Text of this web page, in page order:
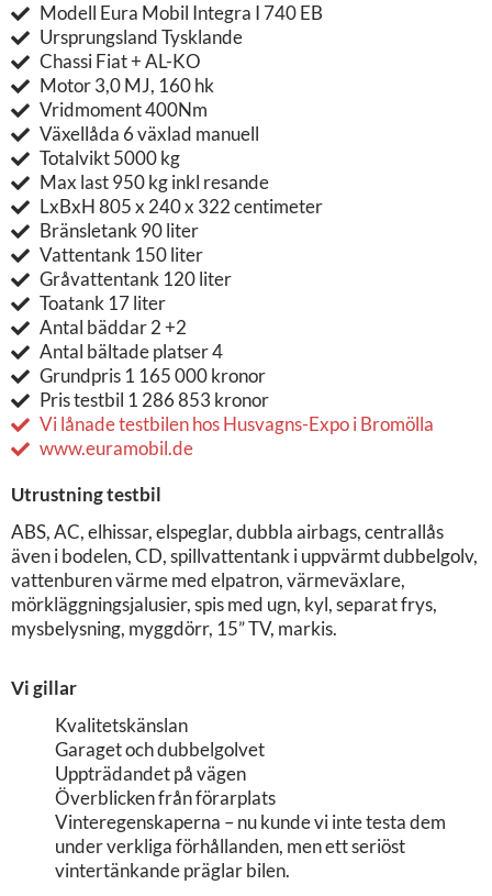
Modell Eura Mobil Integra I 740 EB
Ursprungsland Tysklande
Chassi Fiat + AL-KO
Motor 3,0 MJ, 160 hk
Vridmoment 400Nm
Växellåda 6 växlad manuell
Totalvikt 5000 kg
Max last 950 kg inkl resande
LxBxH 805 x 240 x 322 centimeter
Bränsletank 90 liter
Vattentank 150 liter
Gråvattentank 120 liter
Toatank 17 liter
Antal bäddar 2 +2
Antal bältade platser 4
Grundpris 1 165 000 kronor
Pris testbil 1 286 853 kronor
Vi lånade testbilen hos Husvagns-Expo i Bromölla
www.euramobil.de
Utrustning testbil
ABS, AC, elhissar, elspeglar, dubbla airbags, centrallås
även i bodelen, CD, spillvattentank i uppvärmt dubbelgolv,
vattenburen värme med elpatron, värmeväxlare,
mörkläggningsjalusier, spis med ugn, kyl, separat frys,
mysbelysning, myggdörr, 15” TV, markis.
Vi gillar
Kvalitetskänslan
Garaget och dubbelgolvet
Uppträdandet på vägen
Överblicken från förarplats
Vinteregenskaperna – nu kunde vi inte testa dem
under verkliga förhållanden, men ett seriöst
vintertänkande präglar bilen.